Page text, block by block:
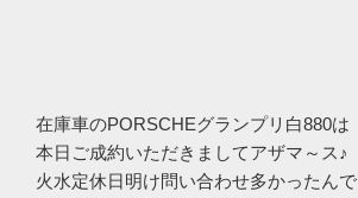
在庫車のPORSCHEグランプリ白880は
本日ご成約いただきましてアザマ～ス♪
火水定休日明け問い合わせ多かったんで